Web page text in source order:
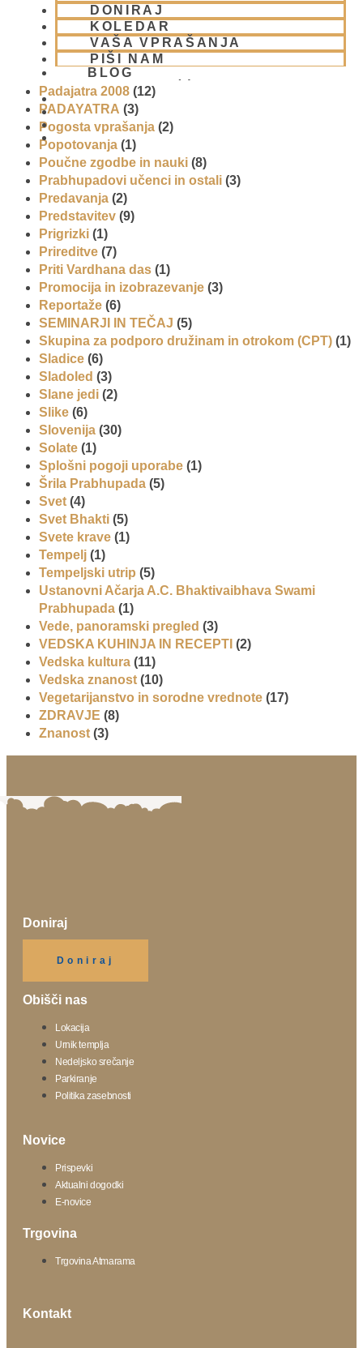
DONIRAJ
KOLEDAR
VAŠA VPRAŠANJA
PIŠI NAM
BLOG
01 431 21 24
Nedeljska predavanja in festivali(1)
Nove knjige(6)
Novice iz skupnosti(1)
Obiski fakultete – šole
Padajatra 2008 (12)
PADAYATRA (3)
Pogosta vprašanja (2)
Popotovanja (1)
Poučne zgodbe in nauki (8)
Prabhupadovi učenci in ostali (3)
Predavanja (2)
Predstavitev (9)
Prigrizki (1)
Prireditve (7)
Priti Vardhana das (1)
Promocija in izobrazevanje (3)
Reportaže (6)
SEMINARJI IN TEČAJ (5)
Skupina za podporo družinam in otrokom (CPT) (1)
Sladice (6)
Sladoled (3)
Slane jedi (2)
Slike (6)
Slovenija (30)
Solate (1)
Splošni pogoji uporabe (1)
Šrila Prabhupada (5)
Svet (4)
Svet Bhakti (5)
Svete krave (1)
Tempelj (1)
Tempeljski utrip (5)
Ustanovni Ačarja A.C. Bhaktivaibhava Swami
Prabhupada (1)
Vede, panoramski pregled (3)
VEDSKA KUHINJA IN RECEPTI (2)
Vedska kultura (11)
Vedska znanost (10)
Vegetarijanstvo in sorodne vrednote (17)
ZDRAVJE (8)
Znanost (3)
Doniraj
Doniraj
Obišči nas
Lokacija
Urnik templja
Nedeljsko srečanje
Parkiranje
Politika zasebnosti
Novice
Prispevki
Aktualni dogodki
E-novice
Trgovina
Trgovina Atmarama
Kontakt